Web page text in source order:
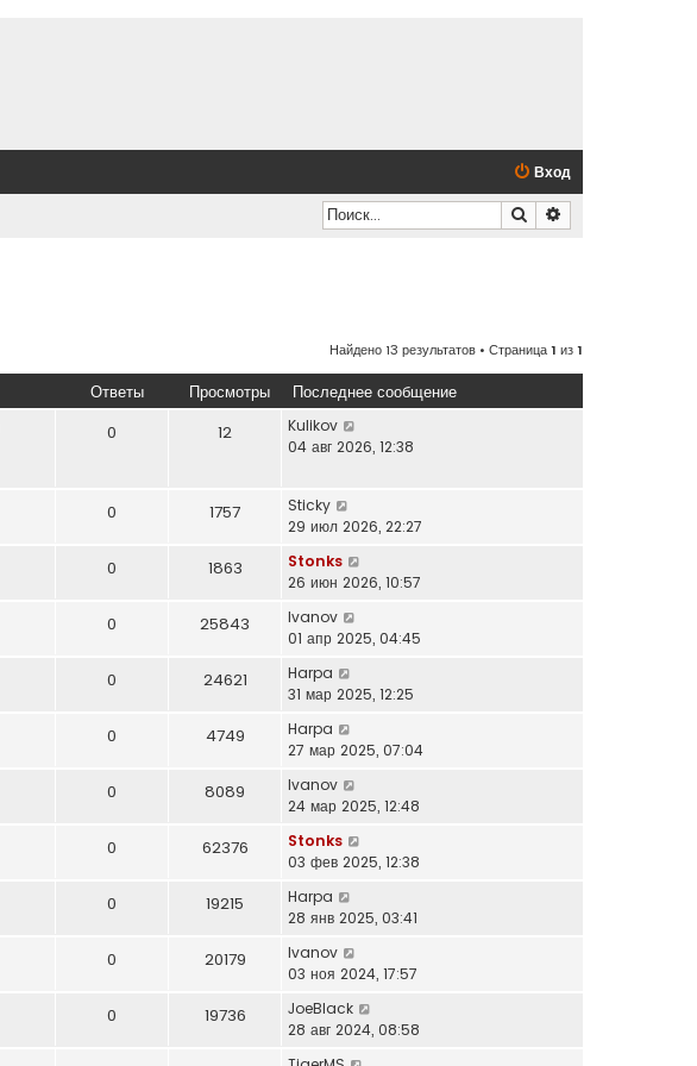
Вход
Поиск
Найдено 13 результатов • Страница1 из1
Ответы Просмотры Последнее сообщение
0 12
Kulikov
04 авг 2026, 12:38
0 1757
Sticky
29 июл 2026, 22:27
0 1863
Stonks
26 июн 2026, 10:57
0 25843
Ivanov
01 апр 2025, 04:45
0 24621
Harpa
31 мар 2025, 12:25
0 4749
Harpa
27 мар 2025, 07:04
0 8089
Ivanov
24 мар 2025, 12:48
0 62376
Stonks
03 фев 2025, 12:38
0 19215
Harpa
28 янв 2025, 03:41
0 20179
Ivanov
03 ноя 2024, 17:57
0 19736
JoeBlack
28 авг 2024, 08:58